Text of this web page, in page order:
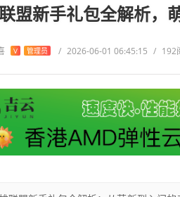
盟新手礼包全解析，
V 管理员 / 2026-06-01 06:45:15 / 192